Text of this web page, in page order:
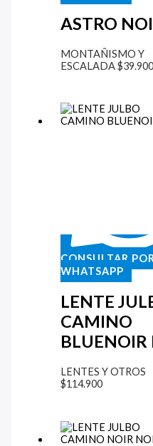
ASTRO
MONTAÑISMO Y
ESCALADA$39.900
CONSULTAR
WHATSAPP
LENTE
CAMINO
BLUENOIR
LENTES Y OTROS
$114.900